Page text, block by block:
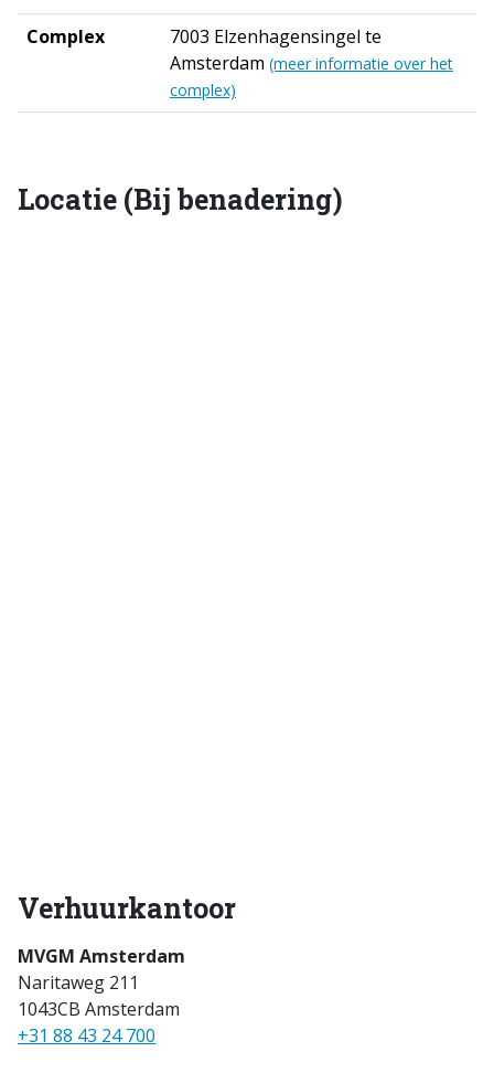
Complex
7003 Elzenhagensingel te
Amsterdam (meer informatie over het
complex)
Locatie (Bij benadering)
Verhuurkantoor
MVGM Amsterdam
Naritaweg 211
1043CB Amsterdam
+31 88 43 24 700